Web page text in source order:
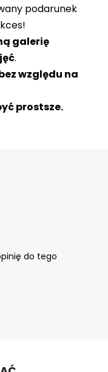
podarunek
galerię
.
względu na
prostsze.
do tego